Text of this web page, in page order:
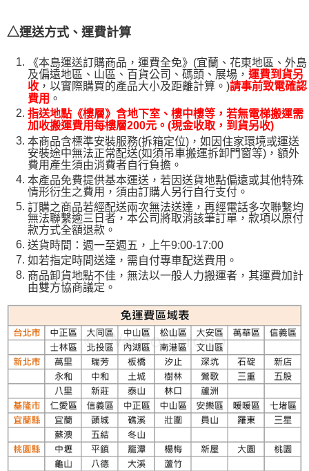
恩沛科技股份有限公司將有權停止該用戶之使用額度並採取法律行動。
△運送方式、運費計算
《本島運送訂購商品，運費全免》(宜蘭、花東地區、外島
及偏遠地區、山區、百貨公司、碼頭、展場， 運費到貨另
收 ，以實際購買的產品大小及距離計算。)請事前致電確認
費用 。
指送地點《樓層》含地下室、樓中樓等，若無電梯搬運需
加收搬運費用每樓層200元。(現金收取，到貨另收)
本商品含標準安裝服務(拆箱定位)，如因住家環境或運送
安裝途中無法正常配送(如須吊車搬運拆卸門窗等)，額外
費用產生須由消費者自行負擔。
本產品免費提供基本運送，若因送貨地點偏遠或其他特殊
情形衍生之費用，須由訂購人另行自行支付。
訂購之商品若經配送兩次無法送達，再經電話多次聯繫均
無法聯繫逾三日者，本公司將取消該筆訂單，款項以原付
款方式全額退款。
送貨時間：週一至週五，上午9:00-17:00
如若指定時間送達，需自付專車配送費用。
商品卸貨地點不佳，無法以一般人力搬運者，其運費加計
由雙方協商議定。